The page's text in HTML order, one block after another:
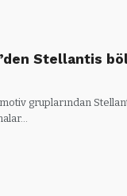
Stellantis
gruplarından